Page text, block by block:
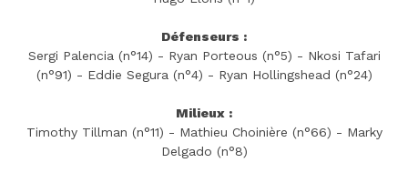
Défenseurs :
Sergi Palencia (n°14) - Ryan Porteous (n°5) - Nkosi Tafari
(n°91) - Eddie Segura (n°4) - Ryan Hollingshead (n°24)
Milieux :
Timothy Tillman (n°11) - Mathieu Choinière (n°66) - Marky
Delgado (n°8)